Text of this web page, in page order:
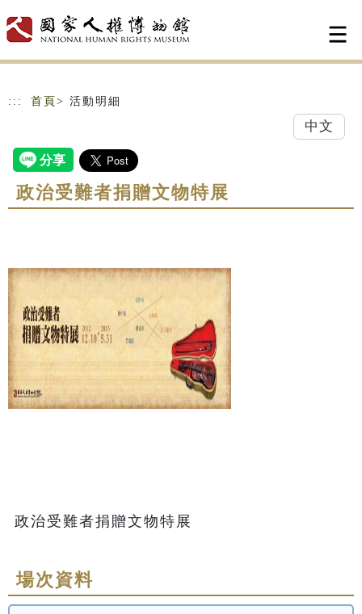
::: 首頁 > 活動明細
中文
政治受難者捐贈文物特展
政治受難者捐贈文物特展
場次資料